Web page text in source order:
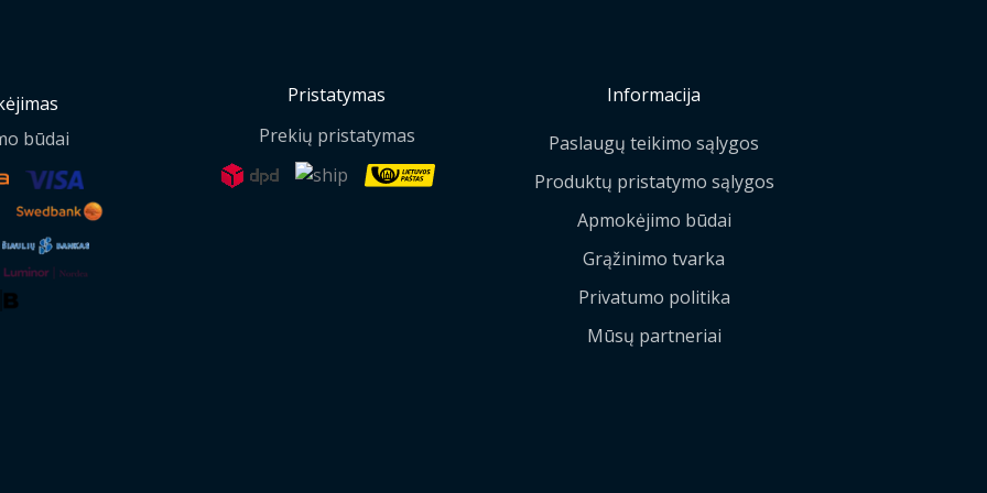
būdai
Pristatymas
Prekių pristatymas
Informacija
Paslaugų teikimo sąlygos
Produktų pristatymo sąlygos
Apmokėjimo būdai
Grąžinimo tvarka
Privatumo politika
Mūsų partneriai